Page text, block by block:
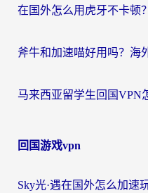
回国游戏vpn